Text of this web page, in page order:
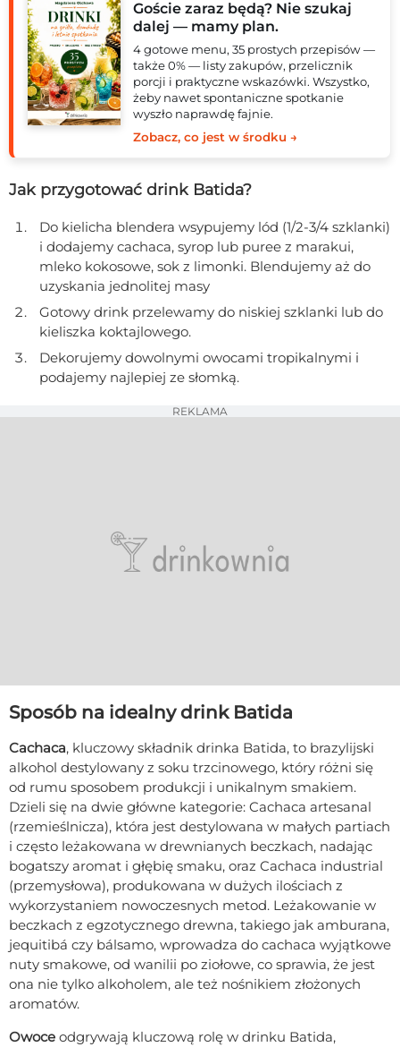
Goście zaraz będą? Nie szukaj
dalej — mamy plan.
4 gotowe menu, 35 prostych przepisów —
także 0% — listy zakupów, przelicznik
porcji i praktyczne wskazówki. Wszystko,
żeby nawet spontaniczne spotkanie
wyszło naprawdę fajnie.
Zobacz, co jest w środku →
Jak przygotować drink Batida?
Do kielicha blendera wsypujemy lód (1/2-3/4 szklanki)
i dodajemy cachaca, syrop lub puree z marakui,
mleko kokosowe, sok z limonki. Blendujemy aż do
uzyskania jednolitej masy
Gotowy drink przelewamy do niskiej szklanki lub do
kieliszka koktajlowego.
Dekorujemy dowolnymi owocami tropikalnymi i
podajemy najlepiej ze słomką.
REKLAMA
Sposób na idealny drink Batida
Cachaca, kluczowy składnik drinka Batida, to brazylijski
alkohol destylowany z soku trzcinowego, który różni się
od rumu sposobem produkcji i unikalnym smakiem.
Dzieli się na dwie główne kategorie: Cachaca artesanal
(rzemieślnicza), która jest destylowana w małych partiach
i często leżakowana w drewnianych beczkach, nadając
bogatszy aromat i głębię smaku, oraz Cachaca industrial
(przemysłowa), produkowana w dużych ilościach z
wykorzystaniem nowoczesnych metod. Leżakowanie w
beczkach z egzotycznego drewna, takiego jak amburana,
jequitibá czy bálsamo, wprowadza do cachaca wyjątkowe
nuty smakowe, od wanilii po ziołowe, co sprawia, że jest
ona nie tylko alkoholem, ale też nośnikiem złożonych
aromatów.
Owoce odgrywają kluczową rolę w drinku Batida,